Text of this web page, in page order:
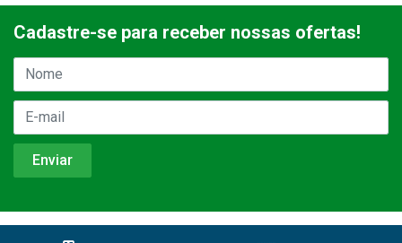
Cadastre-se para receber nossas ofertas!